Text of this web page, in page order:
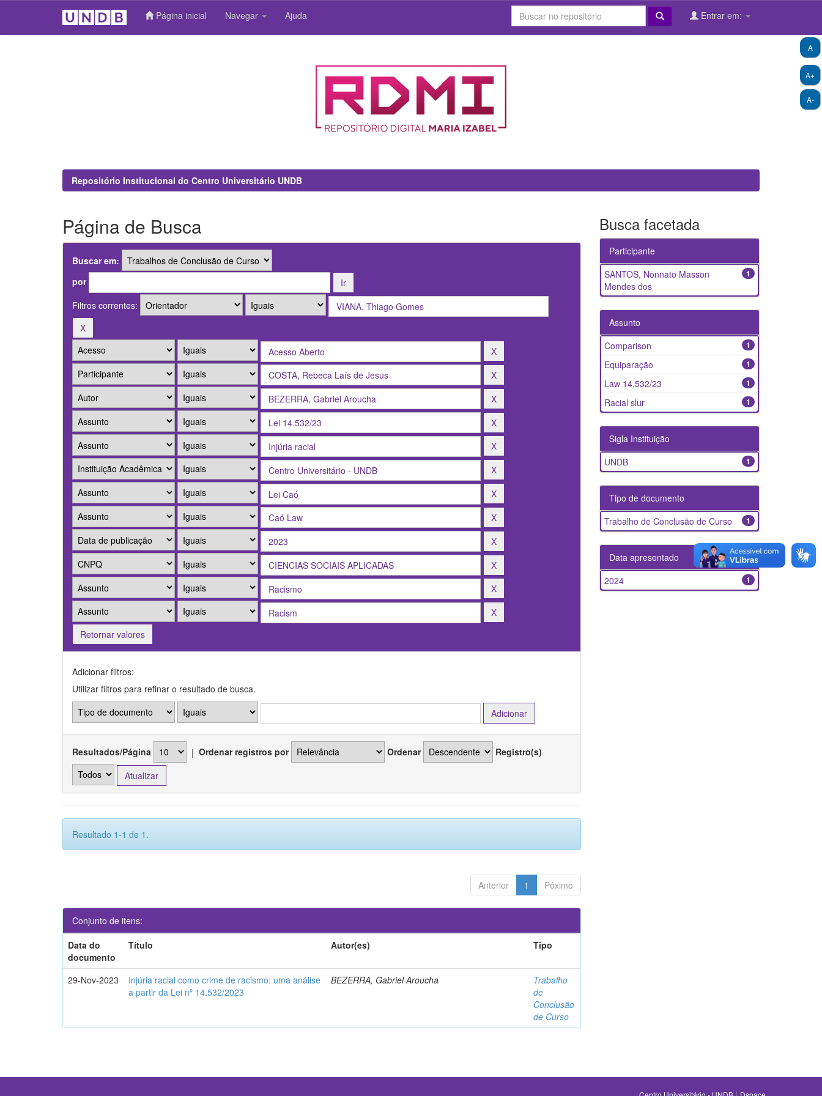
Página inicial Navegar Ajuda Entrar em:
A+
A-
A
Repositório Institucional do Centro Universitário UNDB
Página de Busca
Buscar em:
por
Filtros correntes:
Retornar valores
Adicionar filtros:
Utilizar filtros para refinar o resultado de busca.
Resultados/Página | Ordenar registros por Ordenar Registro(s)
Resultado 1-1 de 1.
Anterior 1 Póximo
Conjunto de itens:
Data do
documento
Título Autor(es) Tipo
29-Nov-2023
Injúria racial como crime de racismo: uma análise
a partir da Lei nº 14.532/2023
BEZERRA, Gabriel Aroucha
Trabalho
de
Conclusão
de Curso
Busca facetada
Participante
1
SANTOS, Nonnato Masson
Mendes dos
Assunto
1
Comparison
1
Equiparação
1
Law 14,532/23
1
Racial slur
Sigla Instituição
1
UNDB
Tipo de documento
1
Trabalho de Conclusão de Curso
Data apresentado
1
2024